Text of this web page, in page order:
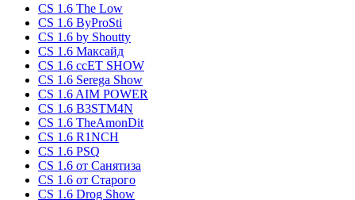
CS 1.6 The Low
CS 1.6 ByProSti
CS 1.6 by Shoutty
CS 1.6 Максайд
CS 1.6 ccET SHOW
CS 1.6 Serega Show
CS 1.6 AIM POWER
CS 1.6 B3STM4N
CS 1.6 TheAmonDit
CS 1.6 R1NCH
CS 1.6 PSQ
CS 1.6 от Санятиза
CS 1.6 от Старого
CS 1.6 Drog Show